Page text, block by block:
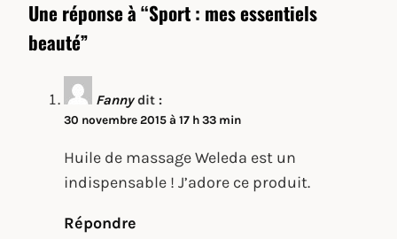
Une réponse à “Sport : mes essentiels
beauté”
Fanny dit :
30 novembre 2015 à 17 h 33 min
Huile de massage Weleda est un
indispensable ! J’adore ce produit.
Répondre